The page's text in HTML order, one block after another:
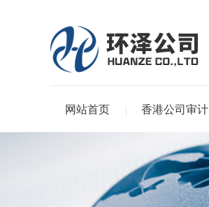
网站首页 香港公司审计